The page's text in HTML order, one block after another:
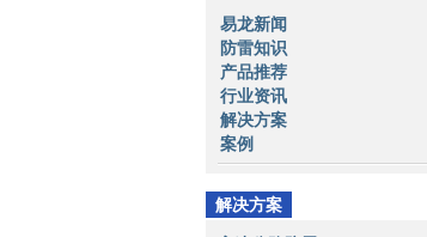
易龙新闻
防雷知识
产品推荐
行业资讯
解决方案
案例
解决方案